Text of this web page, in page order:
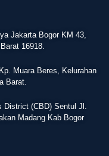
Jakarta Bogor KM 43,
16918.
Muara Beres, Kelurahan
Barat.
(CBD) Sentul Jl.
Madang Kab Bogor